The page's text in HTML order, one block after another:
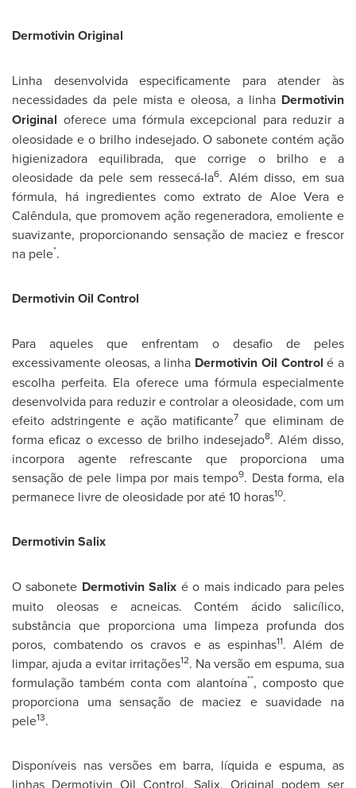
Dermotivin Original
Linha desenvolvida especificamente para atender às
necessidades da pele mista e oleosa, a linha Dermotivin
Original oferece uma fórmula excepcional para reduzir a
oleosidade e o brilho indesejado. O sabonete contém ação
higienizadora equilibrada, que corrige o brilho e a
oleosidade da pele sem ressecá-la6. Além disso, em sua
fórmula, há ingredientes como extrato de Aloe Vera e
Calêndula, que promovem ação regeneradora, emoliente e
suavizante, proporcionando sensação de maciez e frescor
na pele*.
Dermotivin Oil Control
Para aqueles que enfrentam o desafio de peles
excessivamente oleosas, a linha Dermotivin Oil Controlé a
escolha perfeita. Ela oferece uma fórmula especialmente
desenvolvida para reduzir e controlar a oleosidade, com um
efeito adstringente e ação matificante7 que eliminam de
forma eficaz o excesso de brilho indesejado8. Além disso,
incorpora agente refrescante que proporciona uma
sensação de pele limpa por mais tempo9. Desta forma, ela
permanece livre de oleosidade por até 10 horas10.
Dermotivin Salix
O sabonete Dermotivin Salix é o mais indicado para peles
muito oleosas e acneicas. Contém ácido salicílico,
substância que proporciona uma limpeza profunda dos
poros, combatendo os cravos e as espinhas11. Além de
limpar, ajuda a evitar irritações12. Na versão em espuma, sua
formulação também conta com alantoína**, composto que
proporciona uma sensação de maciez e suavidade na
pele13.
Disponíveis nas versões em barra, líquida e espuma, as
linhas Dermotivin Oil Control, Salix, Original podem ser